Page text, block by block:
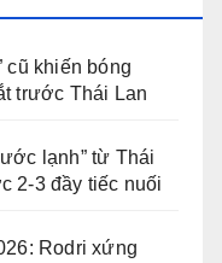
cũ khiến bóng
trước Thái Lan
lạnh” từ Thái
2-3 đầy tiếc nuối
Rodri xứng